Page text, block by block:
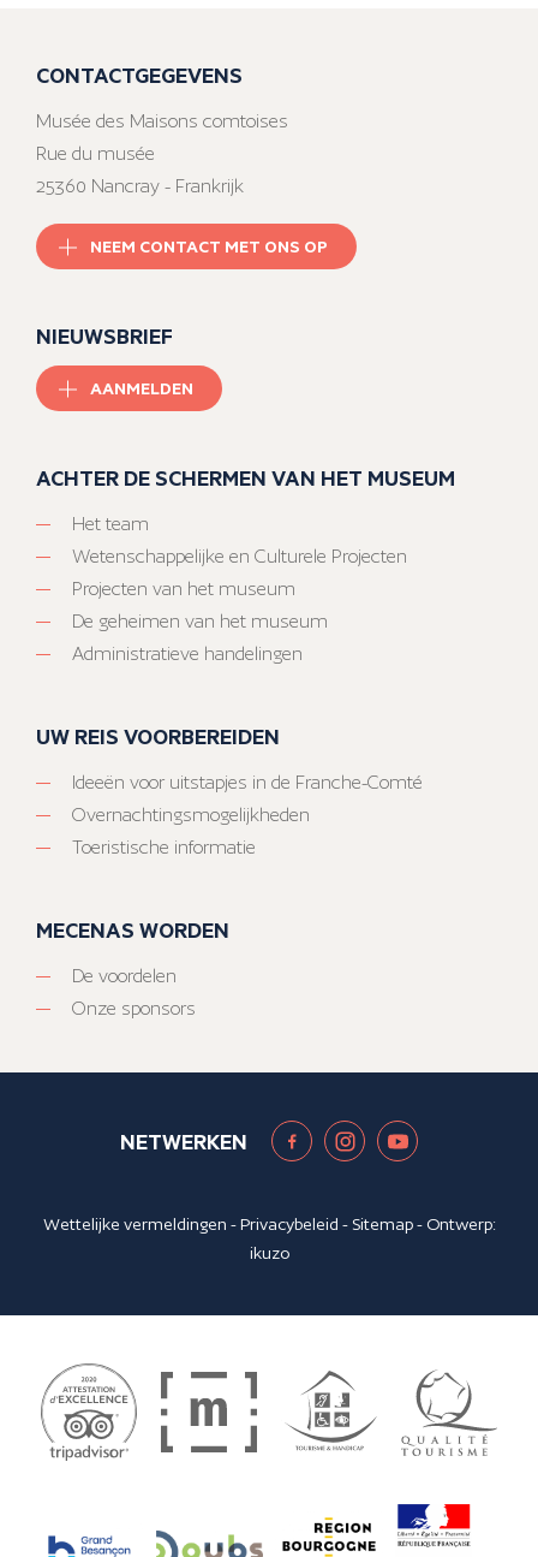
CONTACTGEGEVENS
Musée des Maisons comtoises
Rue du musée
25360 Nancray - Frankrijk
NEEM CONTACT MET ONS OP
NIEUWSBRIEF
AANMELDEN
ACHTER DE SCHERMEN VAN HET MUSEUM
Het team
Wetenschappelijke en Culturele Projecten
Projecten van het museum
De geheimen van het museum
Administratieve handelingen
UW REIS VOORBEREIDEN
Ideeën voor uitstapjes in de Franche-Comté
Overnachtingsmogelijkheden
Toeristische informatie
MECENAS WORDEN
De voordelen
Onze sponsors
NETWERKEN
Wettelijke vermeldingen -Privacybeleid - Sitemap- Ontwerp:
ikuzo